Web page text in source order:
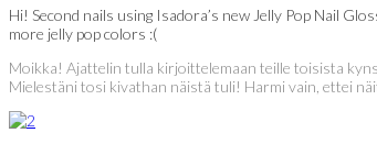
Hi! Second nails using Isadora’s new Jelly Pop Nail
more jelly pop colors :(
Moikka! Ajattelin tulla kirjoittelemaan teille toisista
Mielestäni tosi kivathan näistä tuli! Harmi vain, ettei